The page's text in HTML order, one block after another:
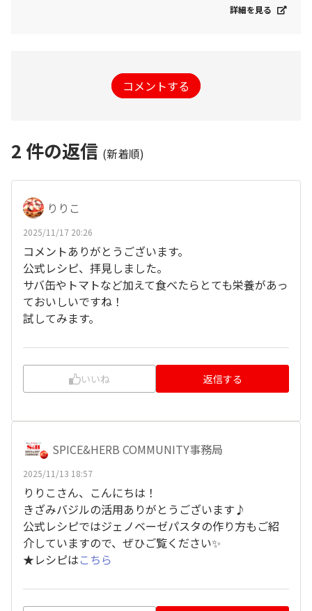
詳細を見る
コメントする
2 件の返信 (新着順)
りりこ
2025/11/17 20:26
コメントありがとうございます。
公式レシピ、拝見しました。
サバ缶やトマトなど加えて食べたらとても栄養があっ
ておいしいですね！
試してみます。
いいね 返信する
SPICE&HERB COMMUNITY事務局
2025/11/13 18:57
りりこさん、こんにちは！
きざみバジルの活用ありがとうございます♪
公式レシピではジェノベーゼパスタの作り方もご紹
介していますので、ぜひご覧ください✨
★レシピはこちら